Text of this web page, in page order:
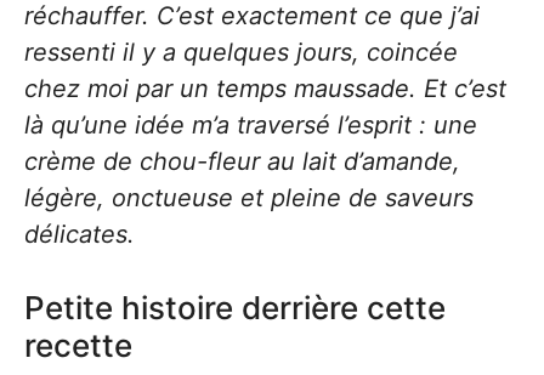
réchauffer. C’est exactement ce que j’ai
ressenti il y a quelques jours, coincée
chez moi par un temps maussade. Et c’est
là qu’une idée m’a traversé l’esprit : une
crème de chou-fleur au lait d’amande,
légère, onctueuse et pleine de saveurs
délicates.
Petite histoire derrière cette
recette